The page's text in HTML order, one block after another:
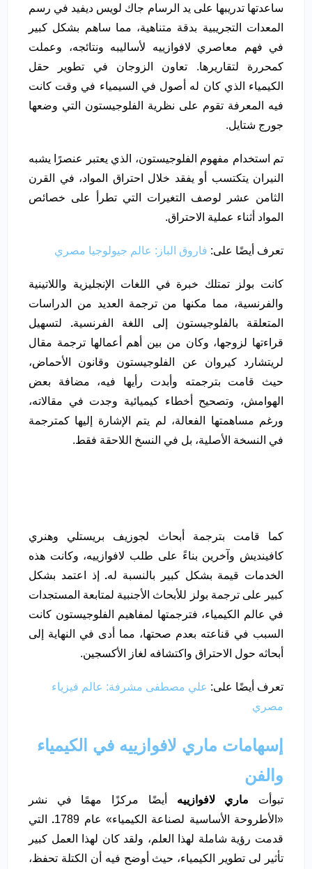
ساعدتها تدريبها على يد الرسام جاك لويس ديفيد في رسم
المعدات التجريبية بدقة متناهية، مما ساهم بشكل كبير
في فهم معاصري لافوازييه لأساليبه ونتائجه، وعملت
كمحررة لتقاريرها. تعاون الزوجان في تطوير حقل
الكيمياء الذي كان له أصول في السيمياء في وقت كانت
فيه المعرفة تقوم على نظرية الفلوجيستون التي وضعها
جورج شتايل.
تم استخدام مفهوم الفلوجيستون، الذي يعتبر عنصرًا يشبه
النيران يتكتسب أو يفقد خلال احتراق المواد، في القرن
الثامن عشر لوصف التغيرات التي تطرأ على خصائص
المواد أثناء عملية الاحتراق.
تعرف أيضًا على: فاروق الباز: عالم جيولوجيا مصري
كانت بولز تمتلك خبرة في اللغات الإنجليزية واللاتينية
والفرنسية، مما مكنها من ترجمة العديد من الدراسات
المتعلقة بالفلوجيستون إلى اللغة الفرنسية. لتسهيل
قراءتها لزوجها، وكان من بين أهم أعمالها ترجمة مقال
لريتشارد كيروان عن الفلوجيستون وقانون الأحماض،
حيث قامت بترجمته وأبدت رأيها فيه، مضافة بعض
الهوامش، وتصحيح أخطاء كيميائية وجدت في مقالاته،
ورغم مساهمتها الفعالة، لم يتم الإشارة إليها كمترجمة
في النسخة الأصلية، بل في النسخ اللاحقة فقط.
كما قامت بترجمة أبحاث لجوزيف بريستلي وهنري
كافينديش وآخرين بناءً على طلب لافوازييه، وكانت هذه
الخدمات قيمة بشكل كبير بالنسبة له. إذ اعتمد بشكل
كبير على ترجمة بولز للأبحاث الأجنبية لمتابعة المستجدات
في عالم الكيمياء، فترجمتها لمفاهيم الفلوجيستون كانت
السبب في قناعته بعدم صحتها، مما أدى في النهاية إلى
أبحاثه حول الاحتراق واكتشافه لغاز الأكسجين.
تعرف أيضًا على: علي مصطفى مشرفة: عالم فيزياء
مصري
إسهامات ماري لافوازييه في الكيمياء
والفن
تبوأت ماري لافوازييه أيضًا مركزًا مهمًا في نشر
«الأطروحة الأساسية لصناعة الكيمياء» عام 1789
. التي
قدمت رؤية شاملة لهذا العلم، ولقد كان لهذا العمل كبير
تأثير لى تطوير الكيمياء، حيث أوضح فيه أن الكتلة تحفظ،